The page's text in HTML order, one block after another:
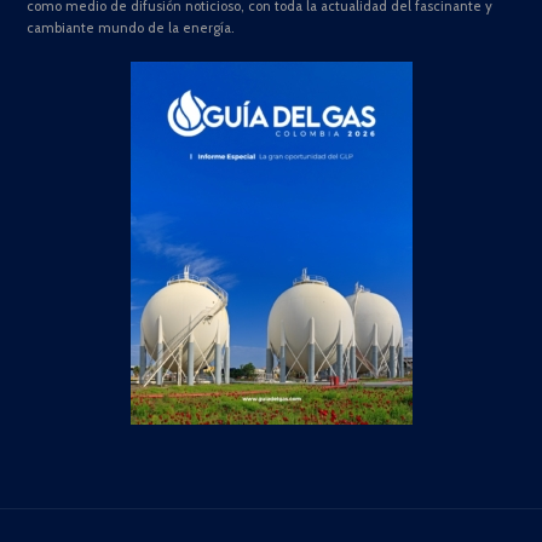
como medio de difusión noticioso, con toda la actualidad del fascinante y
cambiante mundo de la energía.